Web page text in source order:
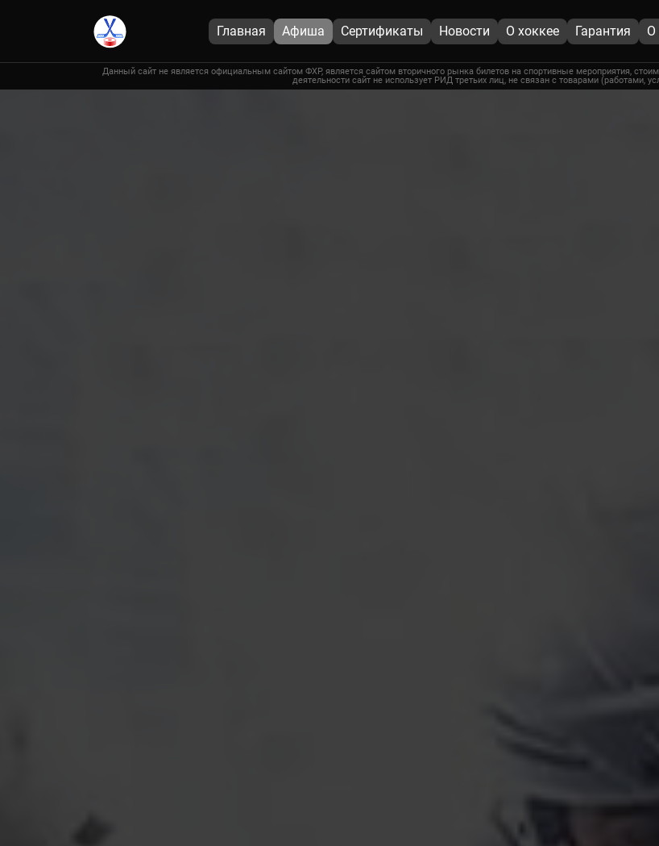
Главная Афиша Сертификаты Новости О хоккее Гарантия О
Данный сайт не является официальным сайтом ФХР, является сайтом вторичного рынка билетов на спортивные мероприятия,
деятельности сайт не использует РИД третьих лиц, не связан с товарами (работами,